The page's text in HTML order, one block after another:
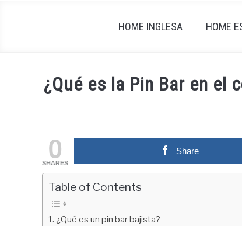
HOME INGLESA HOME
¿Qué es la Pin Bar en el
in
Educación
financiera
0
SHARES
Share
Table of Contents
¿Qué es un pin bar bajista?